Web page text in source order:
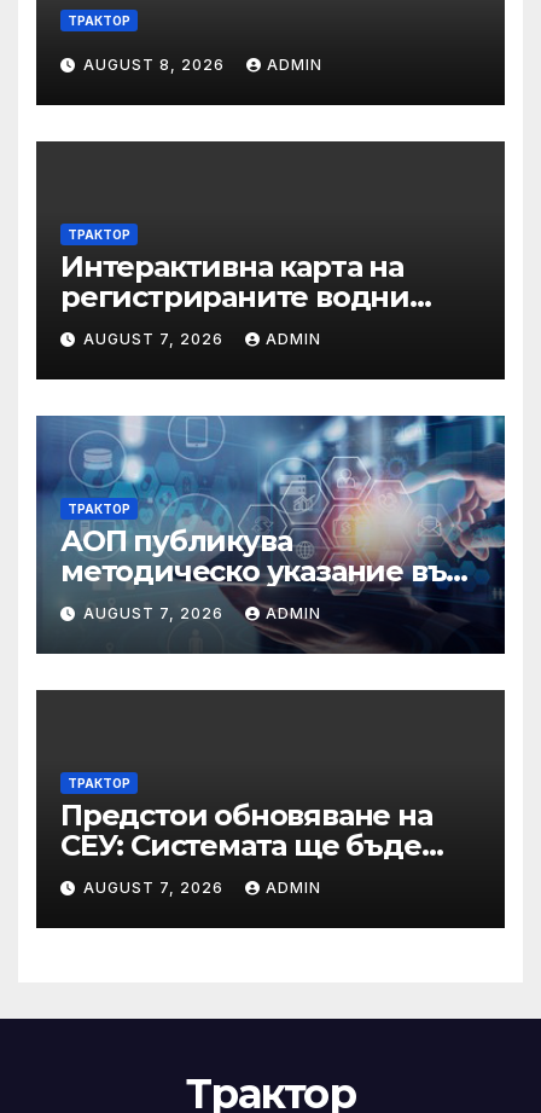
ТРАКТОР
AUGUST 8, 2026 ADMIN
ТРАКТОР
Интерактивна карта на
регистрираните водни
бази по Черноморието за
летния сезон на 2026 г.
AUGUST 7, 2026 ADMIN
ТРАКТОР
АОП публикува
методическо указание във
връзка с промени в
основанията за
задължително
отстраняване на кандидати
AUGUST 7, 2026 ADMIN
ТРАКТОР
Предстои обновяване на
СЕУ: Системата ще бъде
временно недостъпна на 10
и 11 август 2026 г.
AUGUST 7, 2026 ADMIN
Трактор